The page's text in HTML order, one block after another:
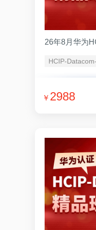
26年8月华为
HCIP-
￥ 2988